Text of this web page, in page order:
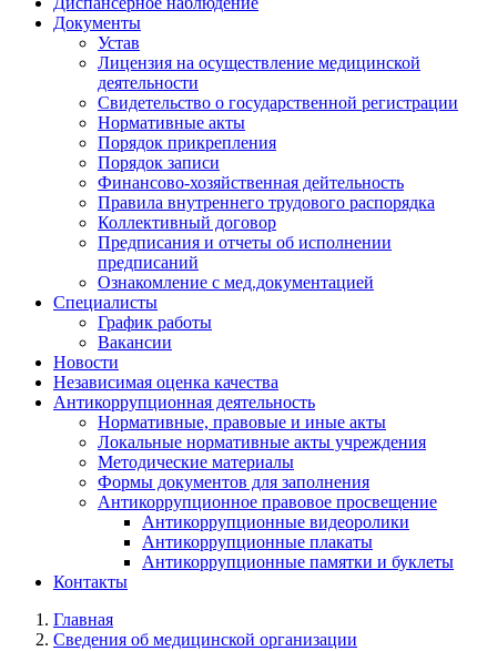
Документы
Устав
Лицензия на осуществление медицинской
деятельности
Свидетельство о государственной регистрации
Нормативные акты
Порядок прикрепления
Порядок записи
Финансово-хозяйственная дейтельность
Правила внутреннего трудового распорядка
Коллективный договор
Предписания и отчеты об исполнении
предписаний
Ознакомление с мед.документацией
Специалисты
График работы
Вакансии
Новости
Независимая оценка качества
Антикоррупционная деятельность
Нормативные, правовые и иные акты
Локальные нормативные акты учреждения
Методические материалы
Формы документов для заполнения
Антикоррупционное правовое просвещение
Антикоррупционные видеоролики
Антикоррупционные плакаты
Антикоррупционные памятки и буклеты
Контакты
Главная
Сведения об медицинской организации